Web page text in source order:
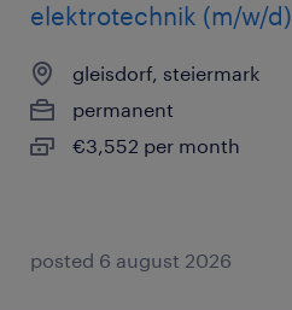
elektrotechnik (m/w/d)
gleisdorf, steiermark
permanent
€3,552 per month
posted 6 august 2026